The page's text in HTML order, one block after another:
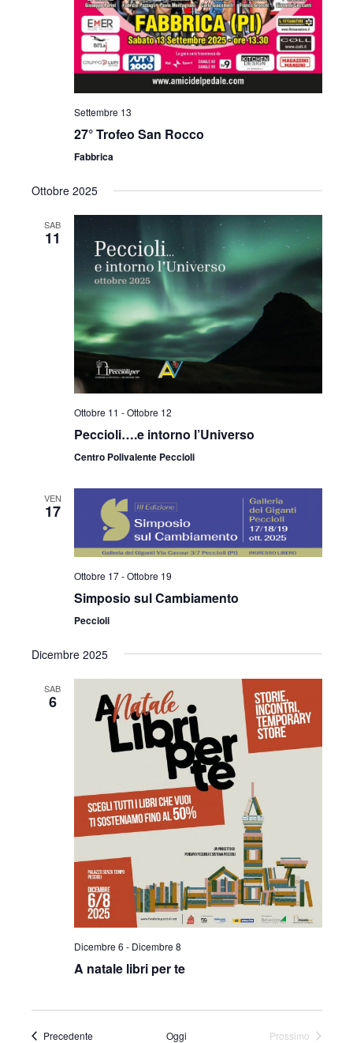
i
o
n
e
Settembre 13
27° Trofeo San Rocco
Fabbrica
Ottobre 2025
SAB
11
Ottobre 11 -Ottobre 12
Peccioli….e intorno l’Universo
Centro Polivalente Peccioli
VEN
17
Ottobre 17-Ottobre 19
Simposio sul Cambiamento
Peccioli
Dicembre 2025
SAB
6
Dicembre 6 - Dicembre 8
A natale libri per te
PrecedenteEventi Oggi
Prossimo